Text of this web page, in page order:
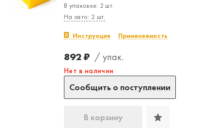
В упаковке: 2 шт.
На авто: 2 шт.
Инструкция Применяемость
892 ₽ / упак.
Нет в наличии
Сообщить о поступлении
В корзину